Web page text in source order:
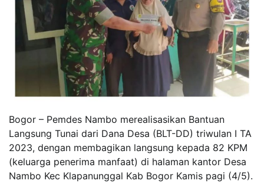
Bogor – Pemdes Nambo merealisasikan Bantuan
Langsung Tunai dari Dana Desa (BLT-DD) triwulan I TA
2023, dengan membagikan langsung kepada 82 KPM
(keluarga penerima manfaat) di halaman kantor Desa
Nambo Kec Klapanunggal Kab Bogor Kamis pagi (4/5).